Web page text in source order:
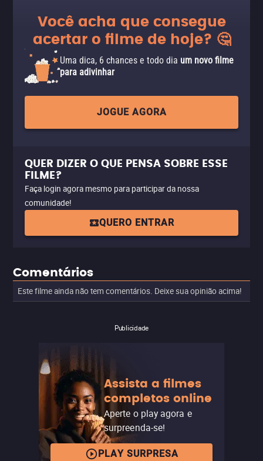
Você acha que consegue
acertar o filme de hoje? 🤔
Uma dica, 6 chances e todo dia um novo filme
para adivinhar
JOGUE AGORA
QUER DIZER O QUE PENSA SOBRE ESSE
FILME?
Faça login agora mesmo para participar da nossa
comunidade!
QUERO ENTRAR
Comentários
Este filme ainda não tem comentários. Deixe sua opinião acima!
Publicidade
Assista a filmes
completos online
Aperte o play agora e
surpreenda-se!
PLAY SURPRESA